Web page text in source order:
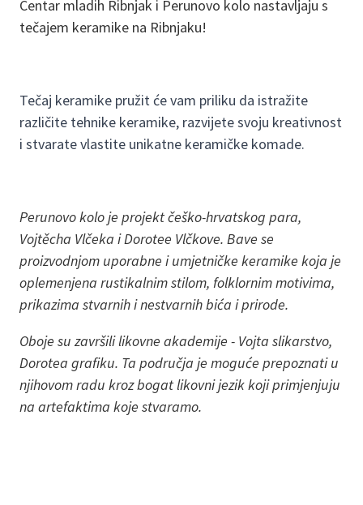
Centar mladih Ribnjak i Perunovo kolo nastavljaju s
tečajem keramike na Ribnjaku!
Tečaj keramike pružit će vam priliku da istražite
različite tehnike keramike, razvijete svoju kreativnost
i stvarate vlastite unikatne keramičke komade.
Perunovo kolo je projekt češko-hrvatskog para,
Vojtěcha Vlčeka i Dorotee Vlčkove. Bave se
proizvodnjom uporabne i umjetničke keramike koja je
oplemenjena rustikalnim stilom, folklornim motivima,
prikazima stvarnih i nestvarnih bića i prirode.
Oboje su završili likovne akademije - Vojta slikarstvo,
Dorotea grafiku. Ta područja je moguće prepoznati u
njihovom radu kroz bogat likovni jezik koji primjenjuju
na artefaktima koje stvaramo.